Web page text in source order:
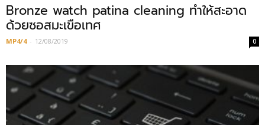
Bronze watch patina cleaning ทำให้สะอาด
ด้วยซอสมะเขือเทศ
MP4/4 - 12/08/2019 0